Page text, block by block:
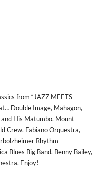
from “JAZZ MEETS
Double Image, Mahagon,
and His Matumbo, Mount
Crew, Fabiano Orquestra,
Rhythm
Blues Big Band, Benny Bailey,
Enjoy!